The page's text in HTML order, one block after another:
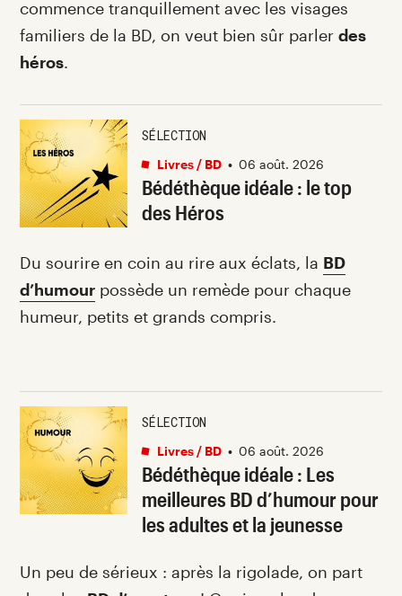
commence tranquillement avec les visages
familiers de la BD, on veut bien sûr parler des
héros.
Bédéthèque idéale : le top
des Héros
SÉLECTION
Livres / BD • 06 août. 2026
Du sourire en coin au rire aux éclats, la BD
d’humour possède un remède pour chaque
humeur, petits et grands compris.
Bédéthèque idéale : Les
meilleures BD d’humour pour
les adultes et la jeunesse
SÉLECTION
Livres / BD • 06 août. 2026
Un peu de sérieux : après la rigolade, on part